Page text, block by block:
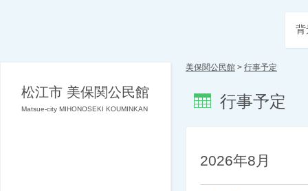
松江市 美保関公民館
Matsue-city MIHONOSEKI KOUMINKAN
背
美保関公民館 > 行事予定
行事予定
2026年8月